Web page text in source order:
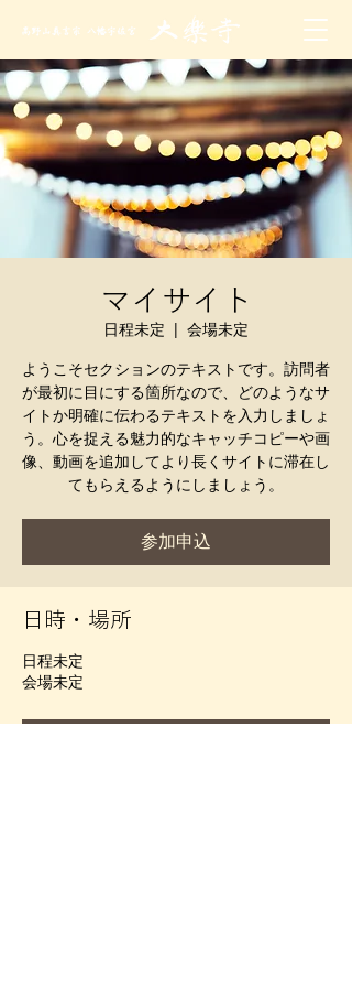
マイサイト
日程未定 会場未定
ようこそセクションのテキストです。訪問者
が最初に目にする箇所なので、どのようなサ
イトか明確に伝わるテキストを入力しましょ
う。心を捉える魅力的なキャッチコピーや画
像、動画を追加してより長くサイトに滞在し
てもらえるようにしましょう。
参加申込
日時・場所
日程未定
会場未定